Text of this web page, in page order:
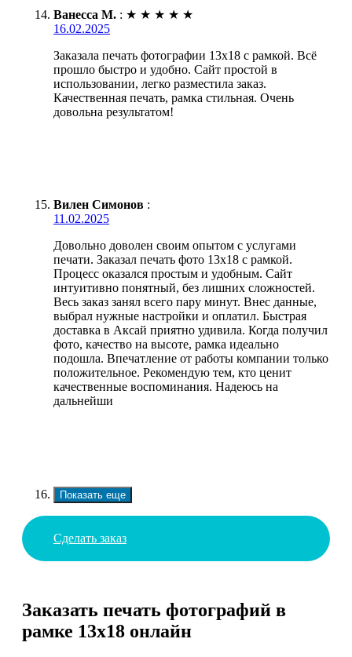
Ванесса М. : ★ ★ ★ ★ ★
16.02.2025
Заказала печать фотографии 13х18 с рамкой. Всё
прошло быстро и удобно. Сайт простой в
использовании, легко разместила заказ.
Качественная печать, рамка стильная. Очень
довольна результатом!
Вилен Симонов :
11.02.2025
Довольно доволен своим опытом с услугами
печати. Заказал печать фото 13х18 с рамкой.
Процесс оказался простым и удобным. Сайт
интуитивно понятный, без лишних сложностей.
Весь заказ занял всего пару минут. Внес данные,
выбрал нужные настройки и оплатил. Быстрая
доставка в Аксай приятно удивила. Когда получил
фото, качество на высоте, рамка идеально
подошла. Впечатление от работы компании только
положительное. Рекомендую тем, кто ценит
качественные воспоминания. Надеюсь на
дальнейши
Показать еще
Сделать заказ
Заказать печать фотографий в
рамке 13х18 онлайн